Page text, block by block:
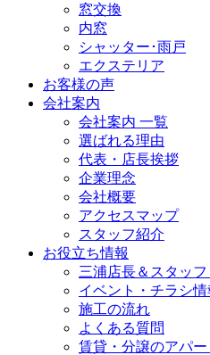
窓交換
内窓
シャッター･雨戸
エクステリア
お客様の声
会社案内
会社案内 一覧
選ばれる理由
代表・店長挨拶
企業理念
会社概要
アクセスマップ
スタッフ紹介
お役立ち情報
三浦店長＆スタッ
イベント・チラシ情
施工の流れ
よくある質問
賃貸・分譲のアパ